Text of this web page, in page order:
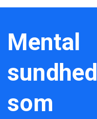
Mental
sundhed
som